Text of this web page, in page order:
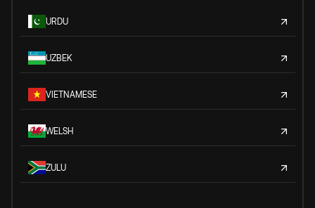
URDU
UZBEK
VIETNAMESE
WELSH
ZULU